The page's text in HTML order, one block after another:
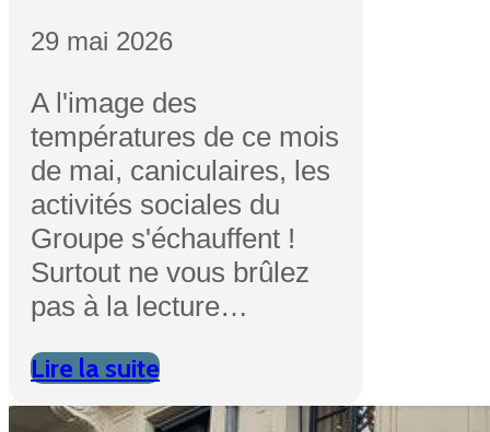
29 mai 2026
A l'image des
températures de ce mois
de mai, caniculaires, les
activités sociales du
Groupe s'échauffent !
Surtout ne vous brûlez
pas à la lecture…
Lire la suite